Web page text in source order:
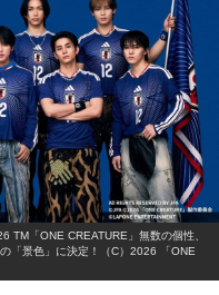
TM「ONE CREATURE」無数の個性、
「景色」に決定！（C）2026 「ONE